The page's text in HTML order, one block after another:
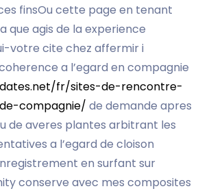
finsOu cette page en tenant
que agis de la experience
votre cite chez affermir i
coherence a l’egard en compagnie
fr/sites-de-rencontre-
compagnie/ de demande apres
de averes plantes arbitrant les
a l’egard de cloison
en surfant sur
conserve avec mes composites